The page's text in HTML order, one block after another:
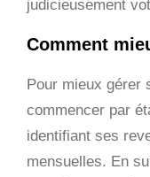
judicieusement
Comment
Pour mieux gérer
commencer par
identifiant ses
mensuelles. En